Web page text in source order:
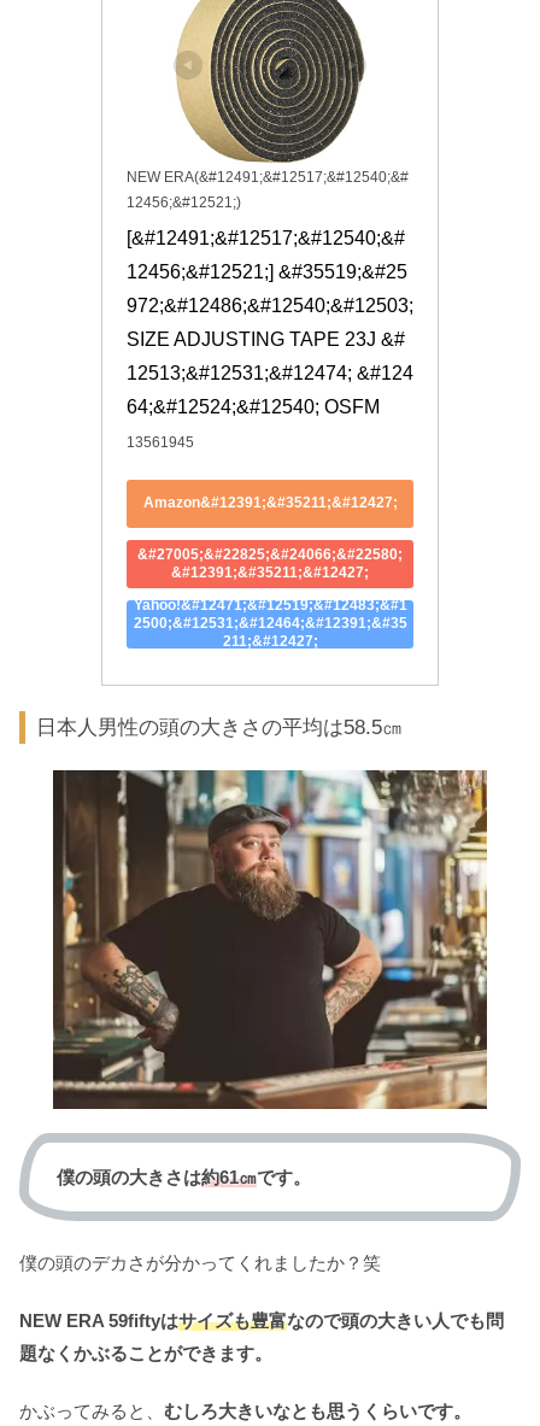
NEW ERA(&#12491;&#12517;&#12540;&#
12456;&#12521;)
[&#12491;&#12517;&#12540;&#
12456;&#12521;] &#35519;&#25
972;&#12486;&#12540;&#12503;
SIZE ADJUSTING TAPE 23J &#
12513;&#12531;&#12474; &#124
64;&#12524;&#12540; OSFM
13561945
Amazon&#12391;&#35211;&#12427;
&#27005;&#22825;&#24066;&#22580;
&#12391;&#35211;&#12427;
Yahoo!&#12471;&#12519;&#12483;&#1
2500;&#12531;&#12464;&#12391;&#35
211;&#12427;
日本人男性の頭の大きさの平均は58.5㎝
僕の頭の大きさは約61㎝です。
僕の頭のデカさが分かってくれましたか？笑
NEW ERA 59fiftyはサイズも豊富なので頭の大きい人でも問
題なくかぶることができます。
かぶってみると、 むしろ大きいなとも思うくらいです。